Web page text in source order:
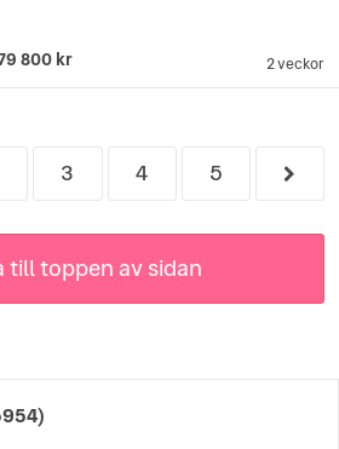
2 veckor
800 kr
3 4 5
till toppen av sidan